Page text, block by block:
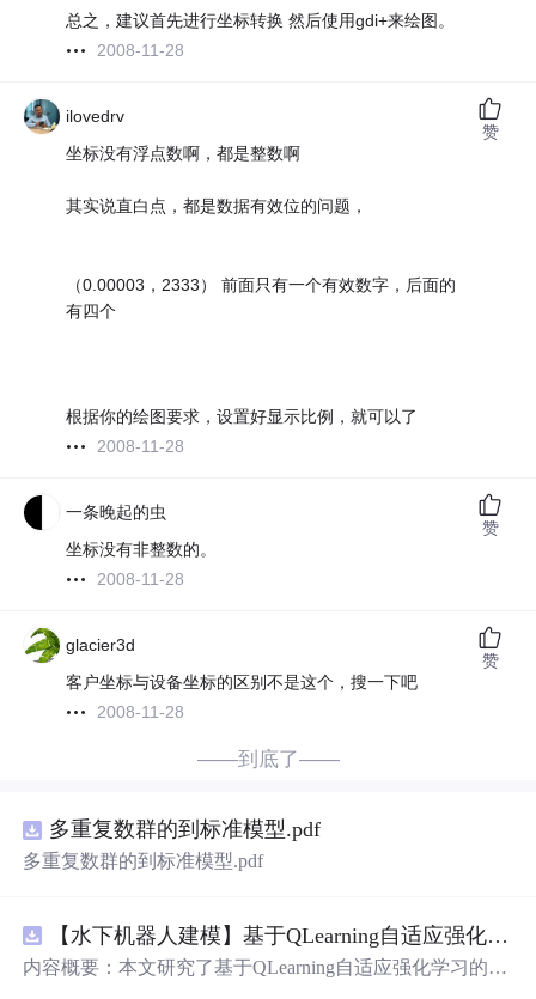
总之，建议首先进行坐标转换 然后使用gdi+来绘图。
2008-11-28
ilovedrv
坐标没有浮点数啊，都是整数啊
其实说直白点，都是数据有效位的问题，
（0.00003，2333） 前面只有一个有效数字，后面的
有四个
根据你的绘图要求，设置好显示比例，就可以了
2008-11-28
赞
一条晚起的虫
坐标没有非整数的。
2008-11-28
赞
glacier3d
客户坐标与设备坐标的区别不是这个，搜一下吧
2008-11-28
赞
——到底了——
多重复数群的到标准模型.pdf
多重复数群的到标准模型.pdf
【水下机器人建模】基于QLearning自适应强化学习PID控制器在AUV中的应用研究（Matlab代码实现）
内容概要：本文研究了基于QLearning自适应强化学习的PI